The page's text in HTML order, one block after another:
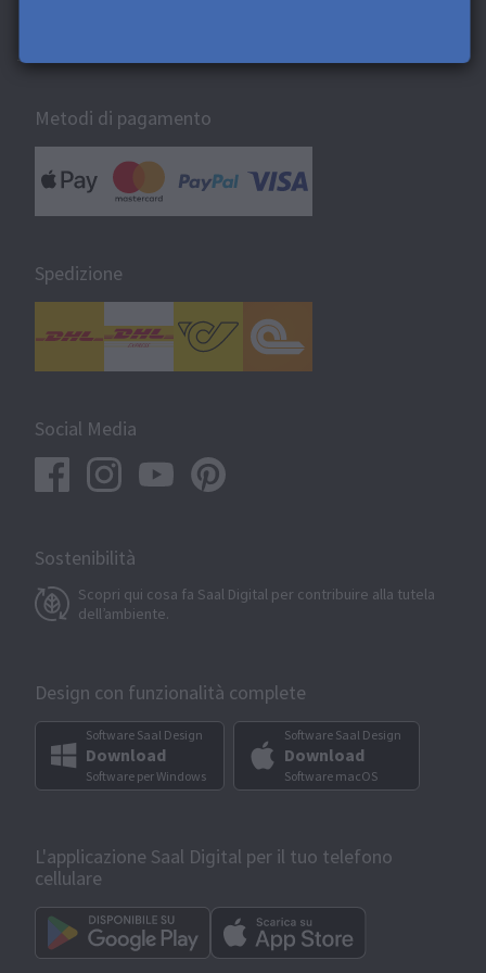
Metodi di pagamento
Spedizione
Social Media
Sostenibilità
Scopri qui cosa fa Saal Digital per contribuire alla tutela
dell’ambiente.
Design con funzionalità complete
Software Saal Design
Download
Software per Windows
Software Saal Design
Download
Software macOS
L'applicazione Saal Digital per il tuo telefono
cellulare